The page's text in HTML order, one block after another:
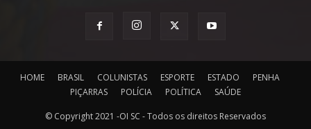
HOME BRASIL COLUNISTAS ESPORTE ESTADO
PENHA
PIÇARRAS
POLÍCIA POLÍTICA SAÚDE
© Copyright 2021 -OI SC - Todos os direitos Reservados